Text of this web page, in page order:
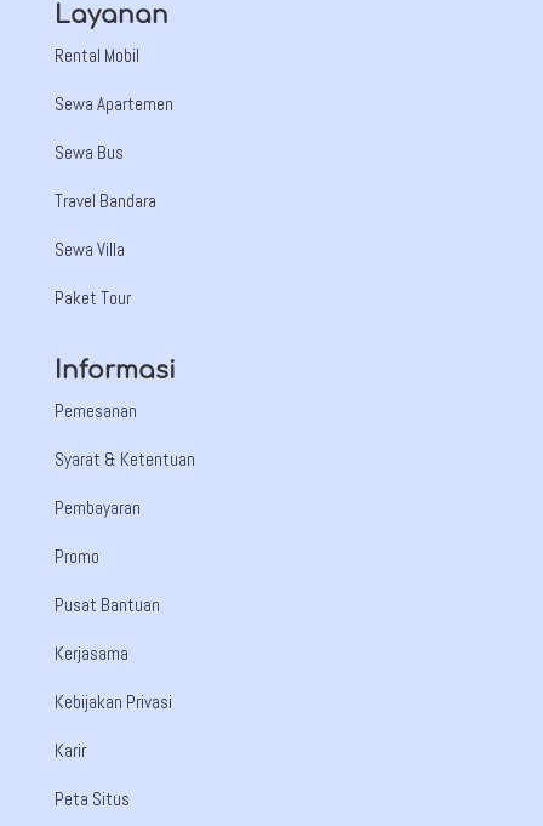
Layanan
Rental Mobil
Sewa Apartemen
Sewa Bus
Travel Bandara
Sewa Villa
Paket Tour
Informasi
Pemesanan
Syarat & Ketentuan
Pembayaran
Promo
Pusat Bantuan
Kerjasama
Kebijakan Privasi
Karir
Peta Situs